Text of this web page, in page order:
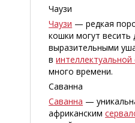
Чаузи
Чаузи — редкая
кошки могут
выразительными
винтеллектуальной
много времени.
Саванна
Саванна —
африканским